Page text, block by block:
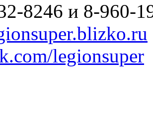
8246 и 8-960-
legionsuper